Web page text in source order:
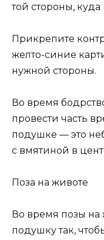
той стороны,
Прикрепите
желто-синие
нужной стороны.
Во время
провести часть
подушке — это
с вмятиной в
Поза на животе
Во время позы на
подушку так,